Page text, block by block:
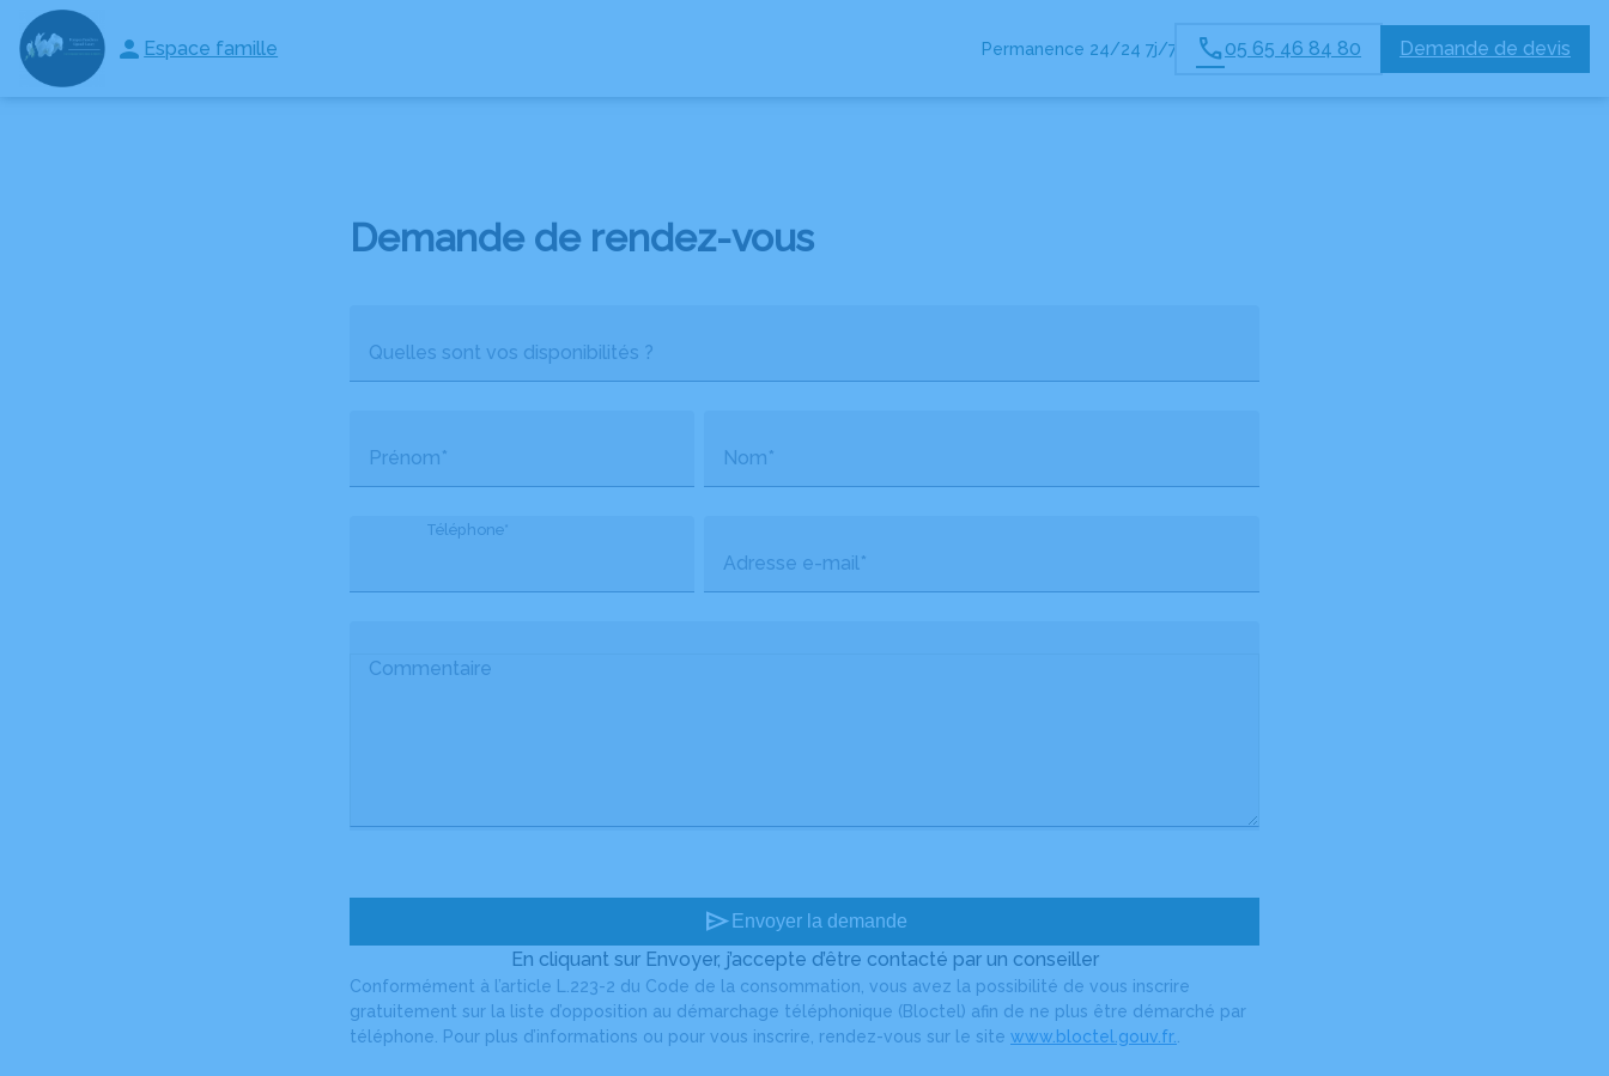
Aller
au
contenu
Espace famille Permanence 24/24 7j/7 05 65 46 84 80 Demande de devis
NOS SERVICES NOTRE AGENCE
Demande de rendez-vous
Quelles sont vos disponibilités ?
Prénom* Nom*
Téléphone*
Adresse e-mail*
Commentaire
send Envoyer la demande
En cliquant sur Envoyer, j’accepte d’être contacté par un conseiller
Conformément à l’article L.223-2 du Code de la consommation, vous avez la possibilité de vous inscrire
gratuitement sur la liste d’opposition au démarchage téléphonique (Bloctel) afin de ne plus être démarché par
téléphone. Pour plus d’informations ou pour vous inscrire, rendez-vous sur le site www.bloctel.gouv.fr.